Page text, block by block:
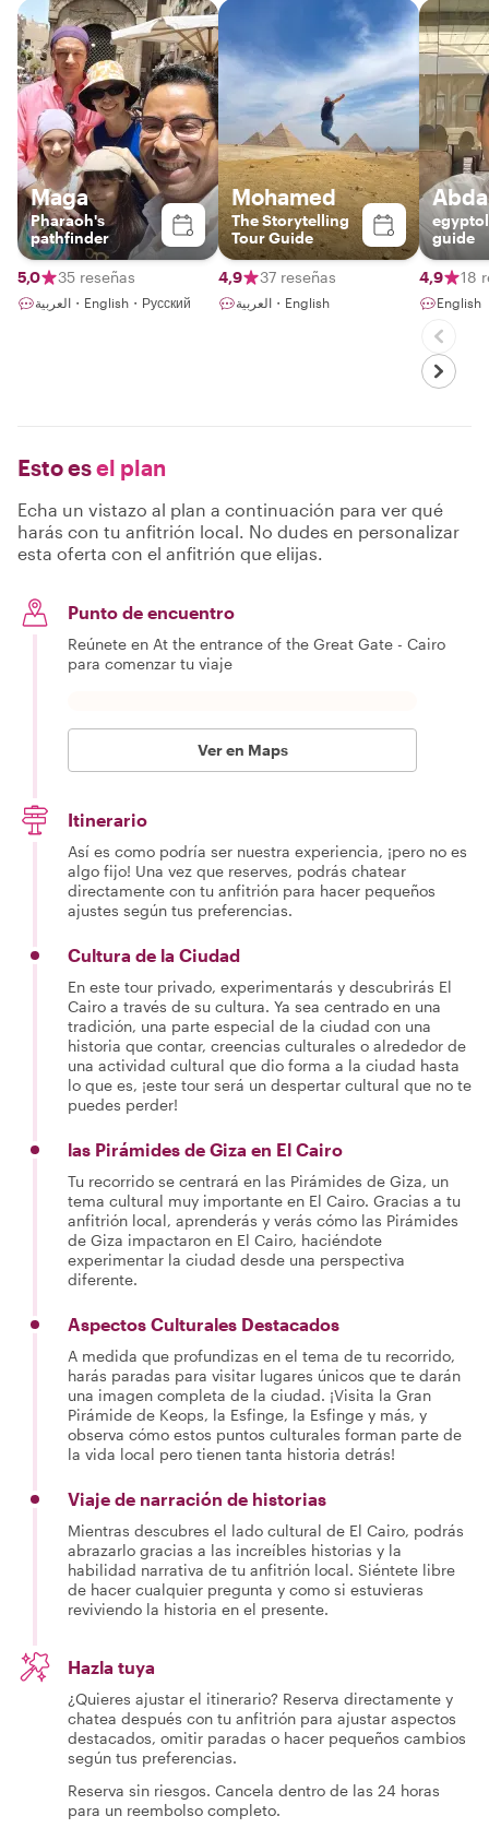
Maga
Pharaoh's
pathfinder
5,0 35 reseñas
العربية・English・Русский
Mohamed
The Storytelling
Tour Guide
4,9 37 reseñas
العربية・English
guide
4,9 18
English
Esto esel plan
Echa un vistazo al plan a continuación para ver qué
harás con tu anfitrión local. No dudes en personalizar
esta oferta con el anfitrión que elijas.
Punto de encuentro
Reúnete en At the entrance of the Great Gate - Cairo
para comenzar tu viaje
Ver en Maps
Itinerario
Así es como podría ser nuestra experiencia, ¡pero no es
algo fijo! Una vez que reserves, podrás chatear
directamente con tu anfitrión para hacer pequeños
ajustes según tus preferencias.
Cultura de la Ciudad
En este tour privado, experimentarás y descubrirás El
Cairo a través de su cultura. Ya sea centrado en una
tradición, una parte especial de la ciudad con una
historia que contar, creencias culturales o alrededor de
una actividad cultural que dio forma a la ciudad hasta
lo que es, ¡este tour será un despertar cultural que no te
puedes perder!
las Pirámides de Giza en El Cairo
Tu recorrido se centrará en las Pirámides de Giza, un
tema cultural muy importante en El Cairo. Gracias a tu
anfitrión local, aprenderás y verás cómo las Pirámides
de Giza impactaron en El Cairo, haciéndote
experimentar la ciudad desde una perspectiva
diferente.
Aspectos Culturales Destacados
A medida que profundizas en el tema de tu recorrido,
harás paradas para visitar lugares únicos que te darán
una imagen completa de la ciudad. ¡Visita la Gran
Pirámide de Keops, la Esfinge, la Esfinge y más, y
observa cómo estos puntos culturales forman parte de
la vida local pero tienen tanta historia detrás!
Viaje de narración de historias
Mientras descubres el lado cultural de El Cairo, podrás
abrazarlo gracias a las increíbles historias y la
habilidad narrativa de tu anfitrión local. Siéntete libre
de hacer cualquier pregunta y como si estuvieras
reviviendo la historia en el presente.
Hazla tuya
¿Quieres ajustar el itinerario? Reserva directamente y
chatea después con tu anfitrión para ajustar aspectos
destacados, omitir paradas o hacer pequeños cambios
según tus preferencias.
Reserva sin riesgos. Cancela dentro de las 24 horas
para un reembolso completo.